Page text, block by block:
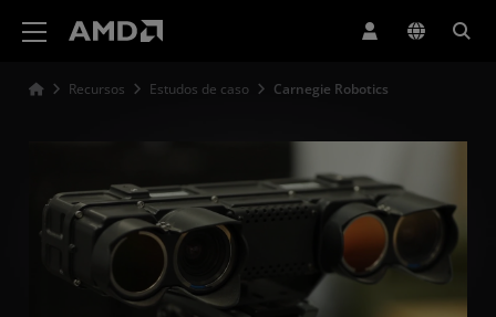
Recursos Estudos de caso Carnegie Robotics